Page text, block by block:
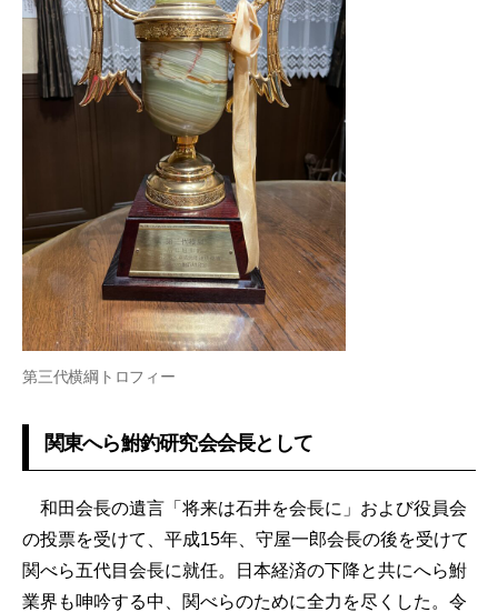
第三代横綱トロフィー
関東へら鮒釣研究会会長として
和田会長の遺言「将来は石井を会長に」および役員会
の投票を受けて、平成15年、守屋一郎会長の後を受けて
関べら五代目会長に就任。日本経済の下降と共にへら鮒
業界も呻吟する中、関べらのために全力を尽くした。令